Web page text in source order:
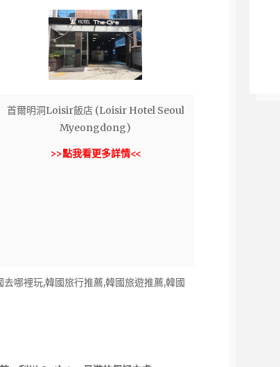
首爾明洞Loisir飯店 (Loisir Hotel Seoul
Myeongdong)
>>點我看更多詳情<<
哪裡玩,韓國旅行推薦,韓國旅遊推薦,韓國